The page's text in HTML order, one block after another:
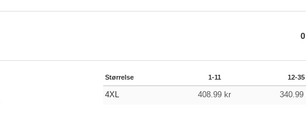
0
Størrelse 1-11 12-35
4XL 408.99 kr 340.99